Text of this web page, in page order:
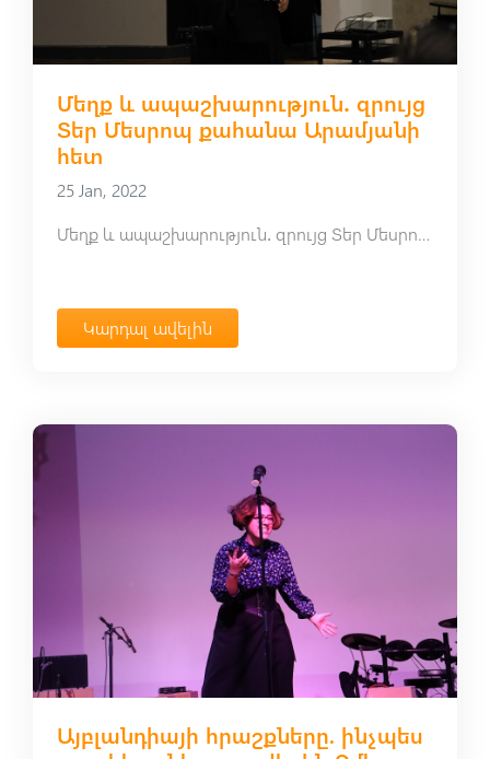
Մեղք և ապաշխարություն․ զրույց
Տեր Մեսրոպ քահանա Արամյանի
հետ
25 Jan, 2022
Մեղք և ապաշխարություն․ զրույց Տեր Մեսրոպ քահանա Արամյանի հետ
Կարդալ ավելին
Այբլանդիայի հրաշքները. ինչպես